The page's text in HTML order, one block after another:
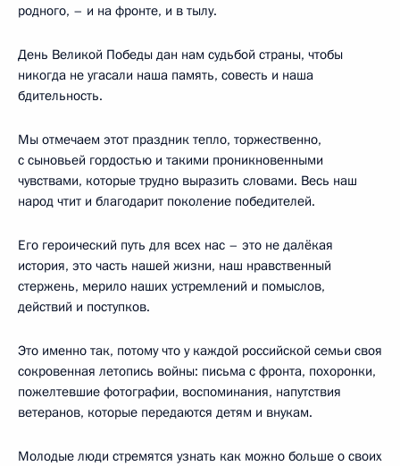
родного, – и на фронте, и в тылу.
День Великой Победы дан нам судьбой страны, чтобы
никогда не угасали наша память, совесть и наша
бдительность.
Мы отмечаем этот праздник тепло, торжественно,
с сыновьей гордостью и такими проникновенными
чувствами, которые трудно выразить словами. Весь наш
народ чтит и благодарит поколение победителей.
Его героический путь для всех нас – это не далёкая
история, это часть нашей жизни, наш нравственный
стержень, мерило наших устремлений и помыслов,
действий и поступков.
Это именно так, потому что у каждой российской семьи своя
сокровенная летопись войны: письма с фронта, похоронки,
пожелтевшие фотографии, воспоминания, напутствия
ветеранов, которые передаются детям и внукам.
Молодые люди стремятся узнать как можно больше о своих